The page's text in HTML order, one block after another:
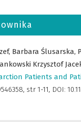
Barbara Ślusarska,
Krzysztof
Patients and
str 1-11, DOI: